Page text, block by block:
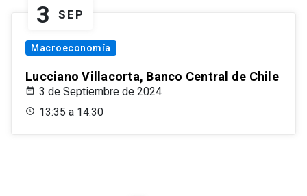
3 SEP
Macroeconomía
Lucciano Villacorta, Banco Central de Chile
3 de Septiembre de 2024
13:35 a 14:30